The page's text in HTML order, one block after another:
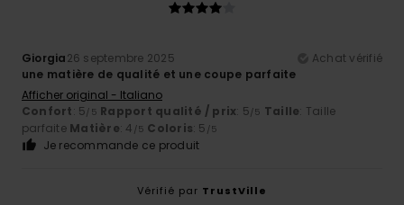
Giorgia26 septembre 2025
Achat vérifié
une matière de qualité et une coupe parfaite
Afficher original - Italiano
Confort: 5/5 Rapport qualité / prix: 5/5 Taille: Taille
parfaite Matière: 4 /5 Coloris: 5 /5
Je recommande ce produit
Vérifié par TrustVille